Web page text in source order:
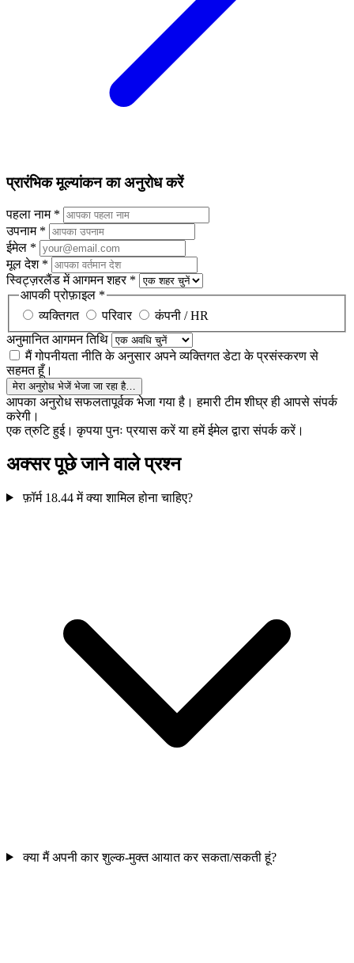
प्रारंभिक मूल्यांकन का अनुरोध करें
पहला नाम *
उपनाम *
ईमेल *
मूल देश *
स्विट्ज़रलैंड में आगमन शहर *
आपकी प्रोफ़ाइल *
व्यक्तिगत
परिवार
कंपनी / HR
अनुमानित आगमन तिथि
मैं गोपनीयता नीति के अनुसार अपने व्यक्तिगत डेटा के प्रसंस्करण से
सहमत हूँ।
मेरा अनुरोध भेजें भेजा जा रहा है…
आपका अनुरोध सफलतापूर्वक भेजा गया है। हमारी टीम शीघ्र ही आपसे संपर्क
करेगी।
एक त्रुटि हुई। कृपया पुनः प्रयास करें या हमें ईमेल द्वारा संपर्क करें।
अक्सर पूछे जाने वाले प्रश्न
फ़ॉर्म 18.44 में क्या शामिल होना चाहिए?
क्या मैं अपनी कार शुल्क-मुक्त आयात कर सकता/सकती हूं?